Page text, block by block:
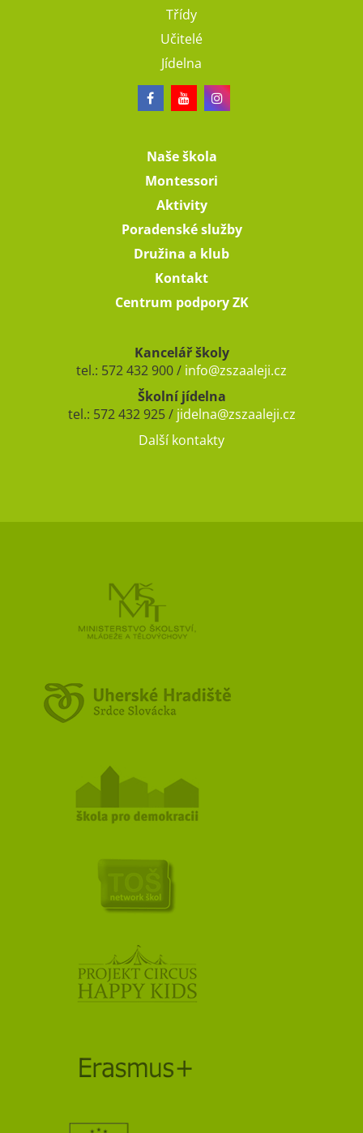
Třídy
Učitelé
Jídelna
Naše škola
Montessori
Aktivity
Poradenské služby
Družina a klub
Kontakt
Centrum podpory ZK
Kancelář školy
tel.: 572 432 900 / info@zszaaleji.cz
Školní jídelna
tel.: 572 432 925 / jidelna@zszaaleji.cz
Další kontakty